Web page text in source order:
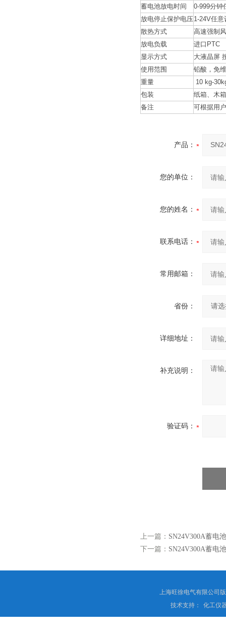
蓄电池放电时间
0-999分钟
放电停止保护电压1-24V任意
散热方式
高速强制
放电负载
进口PTC
显示方式
大液晶屏
使用范围
铅酸，免
重量
10 kg-
包装
纸箱、木
备注
可根据用
产品：
您的单位：
您的姓名：
联系电话：
常用邮箱：
省份：
详细地址：
补充说明：
验证码：
上一篇： SN24V300A蓄电
下一篇： SN24V300A蓄电
上海旺徐电气有限公司
技术支持：
化工仪